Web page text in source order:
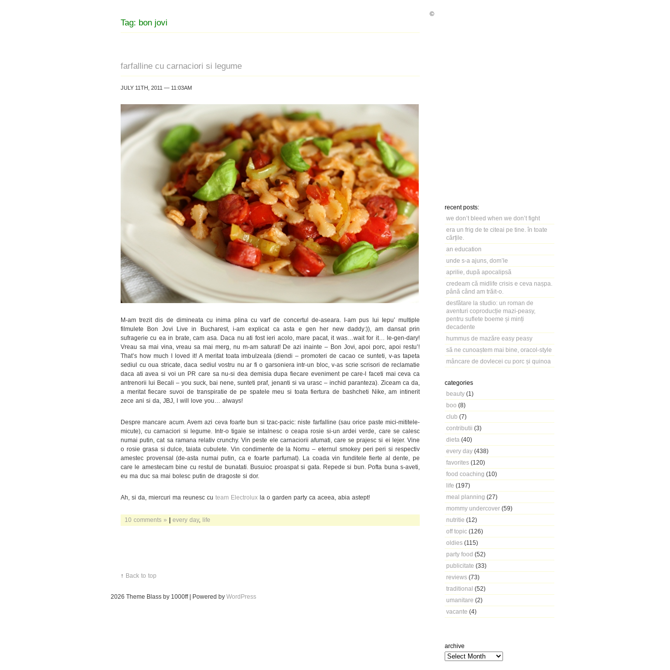
recent posts:
we don’t bleed when we don’t fight
era un frig de te citeai pe tine. în toate
cărțile.
an education
unde s-a ajuns, dom’le
aprilie, după apocalipsă
credeam că midlife crisis e ceva nașpa.
până când am trăit-o.
desfătare la studio: un roman de
aventuri coproducție mazi-peasy,
pentru suflete boeme și minți
decadente
hummus de mazăre easy peasy
să ne cunoaștem mai bine, oracol-style
mâncare de dovlecei cu porc și quinoa
categories
beauty (1)
boo (8)
club (7)
contributii (3)
dieta (40)
every day (438)
favorites (120)
food coaching (10)
life (197)
meal planning (27)
mommy undercover (59)
nutritie (12)
off topic (126)
oldies (115)
party food (52)
publicitate (33)
reviews (73)
traditional (52)
umanitare (2)
vacante (4)
archive
Tag: bon jovi
farfalline cu carnaciori si legume
JULY 11TH, 2011 — 11:03AM
M-am trezit dis de dimineata cu inima plina cu varf de concertul de-aseara. I-am pus lui Iepu’ multiple
filmulete Bon Jovi Live in Bucharest, i-am explicat ca asta e gen her new daddy:)), am dansat prin
sufragerie cu ea in brate, cam asa. Daca nu ati fost ieri acolo, mare pacat, it was…wait for it… le-gen-dary!
Vreau sa mai vina, vreau sa mai merg, nu m-am saturat! De azi inainte – Bon Jovi, apoi porc, apoi restu’!
That’s how much I loved it! A meritat toata imbulzeala (diendi – promoteri de cacao ce sunteti, v-as tapeta
sediul cu oua stricate, daca sediul vostru nu ar fi o garsoniera intr-un bloc, v-as scrie scrisori de reclamatie
daca ati avea si voi un PR care sa nu-si dea demisia dupa fiecare eveniment pe care-l faceti mai ceva ca
antrenorii lui Becali – you suck, bai nene, sunteti praf, jenanti si va urasc – inchid paranteza). Ziceam ca da,
a meritat fiecare suvoi de transpiratie de pe spatele meu si toata fiertura de bashcheti Nike, am intinerit
zece ani si da, JBJ, I will love you… always!
Despre mancare acum. Avem azi ceva foarte bun si tzac-pacic: niste farfalline (sau orice paste mici-mititele-
micute), cu carnaciori si legume. Intr-o tigaie se intalnesc o ceapa rosie si-un ardei verde, care se calesc
numai putin, cat sa ramana relativ crunchy. Vin peste ele carnaciorii afumati, care se prajesc si ei lejer. Vine
o rosie grasa si dulce, taiata cubulete. Vin condimente de la Nomu – eternul smokey peri peri si respectiv
amestec provensal (de-asta numai putin, ca e foarte parfumat). La coada vin funditele fierte al dente, pe
care le amestecam bine cu restul de bunatati. Busuioc proaspat si gata. Repede si bun. Pofta buna s-aveti,
eu ma duc sa mai bolesc putin de dragoste si dor.
Ah, si da, miercuri ma reunesc cu team Electrolux la o garden party ca aceea, abia astept!
10 comments » | every day, life
↑ Back to top
©
2026 Theme Blass by 1000ff | Powered by WordPress